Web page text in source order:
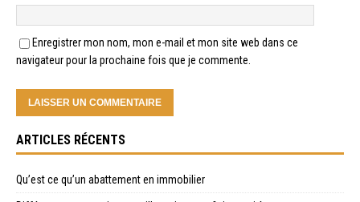
Enregistrer mon nom, mon e-mail et mon site web dans ce
navigateur pour la prochaine fois que je commente.
ARTICLES RÉCENTS
Qu’est ce qu’un abattement en immobilier